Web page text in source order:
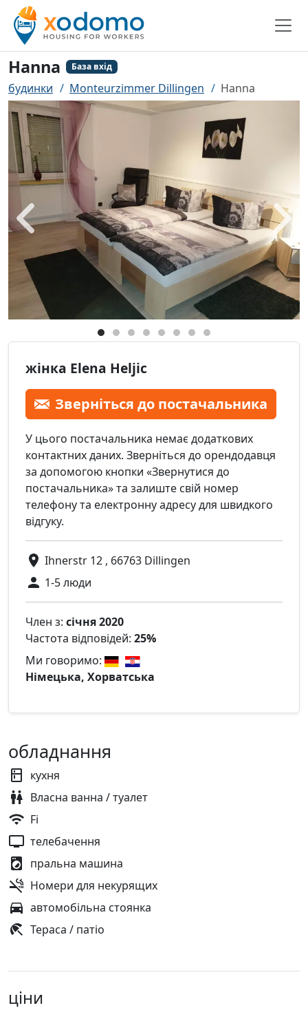
Hanna База вхід
будинки Monteurzimmer Dillingen Hanna
назад
жінка Elena Heljic
Зверніться до постачальника
У цього постачальника немає додаткових
контактних даних. Зверніться до орендодавця
за допомогою кнопки «Звернутися до
постачальника» та залиште свій номер
телефону та електронну адресу для швидкого
відгуку.
Ihnerstr 12 , 66763 Dillingen
1-5 люди
Член з: січня 2020
Частота відповідей: 25%
Ми говоримо:
Німецька, Хорватська
обладнання
кухня
Власна ванна / туалет
Fi
телебачення
пральна машина
Номери для некурящих
автомобільна стоянка
Тераса / патіо
ціни